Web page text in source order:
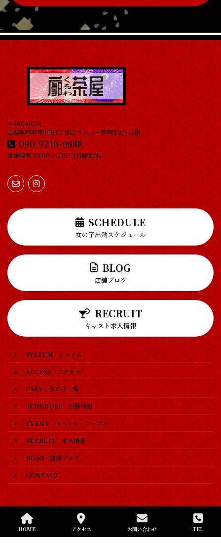
〒400-0032
山梨県甲府市中央1丁目12-9 ニュー甲府街ビル2階
090-9210-0888
営業時間 20:00～LAST [日曜定休]
SCHEDULE
女の子出勤スケジュール
BLOG
店舗ブログ
RECRUIT
キャスト求人情報
SYSTEMシステム
ACCESS アクセス
CAST 女の子一覧
SCHEDULE 出勤情報
EVENT イベント・クーポン
RECRUIT 求人情報
BLOG店舗ブログ
CONTACT
Copyright © 甲府ガールズバー｜廓茶屋（くるわちゃや） All Rights Reserved.
HOME アクセス お問い合わせ TEL